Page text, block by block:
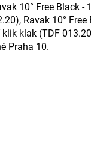
10° Free Black
Ravak 10°
klak (TDF
Praha 10.